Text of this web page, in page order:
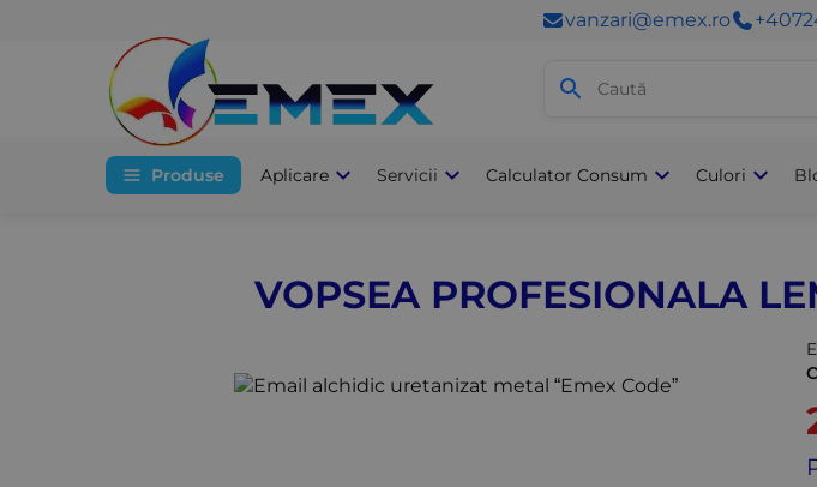
vanzari@emex.ro
Produse Aplicare Servicii Calculator Consum Culori
VOPSEA PROFESIONALA